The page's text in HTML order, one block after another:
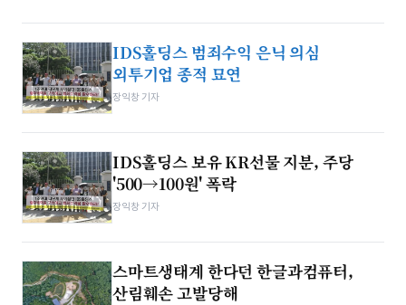
IDS홀딩스 범죄수익 은닉 의심
외투기업 종적 묘연
장익창 기자
IDS홀딩스 보유 KR선물 지분, 주당
'500→100원' 폭락
장익창 기자
스마트생태계 한다던 한글과컴퓨터,
산림훼손 고발당해